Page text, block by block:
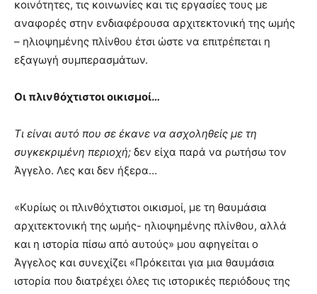
κοινότητες, τις κοινωνίες και τις εργασίες τους με
αναφορές στην ενδιαφέρουσα αρχιτεκτονική της ωμής
– ηλιοψημένης πλίνθου έτσι ώστε να επιτρέπεται η
εξαγωγή συμπερασμάτων.
Οι πλινθόχτιστοι οικισμοί…
Τι είναι αυτό που σε έκανε να ασχοληθείς με τη
συγκεκριμένη περιοχή; δεν είχα παρά να ρωτήσω τον
Άγγελο. Λες και δεν ήξερα…
«Κυρίως οι πλινθόχτιστοι οικισμοί, με τη θαυμάσια
αρχιτεκτονική της ωμής- ηλιοψημένης πλίνθου, αλλά
και η ιστορία πίσω από αυτούς» μου αφηγείται ο
Άγγελος και συνεχίζει «Πρόκειται για μια θαυμάσια
ιστορία που διατρέχει όλες τις ιστορικές περιόδους της